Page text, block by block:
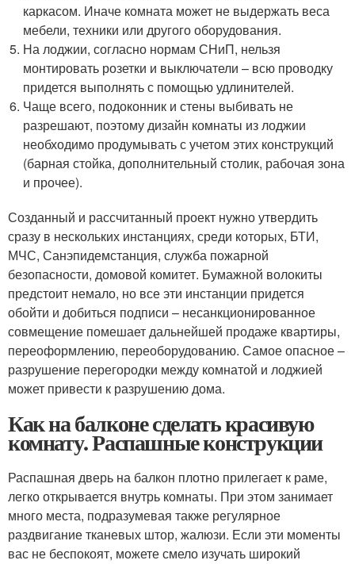
каркасом. Иначе комната может не выдержать веса
мебели, техники или другого оборудования.
На лоджии, согласно нормам СНиП, нельзя
монтировать розетки и выключатели – всю проводку
придется выполнять с помощью удлинителей.
Чаще всего, подоконник и стены выбивать не
разрешают, поэтому дизайн комнаты из лоджии
необходимо продумывать с учетом этих конструкций
(барная стойка, дополнительный столик, рабочая зона
и прочее).
Созданный и рассчитанный проект нужно утвердить
сразу в нескольких инстанциях, среди которых, БТИ,
МЧС, Санэпидемстанция, служба пожарной
безопасности, домовой комитет. Бумажной волокиты
предстоит немало, но все эти инстанции придется
обойти и добиться подписи – несанкционированное
совмещение помешает дальнейшей продаже квартиры,
переоформлению, переоборудованию. Самое опасное –
разрушение перегородки между комнатой и лоджией
может привести к разрушению дома.
Как на балконе сделать красивую
комнату. Распашные конструкции
Распашная дверь на балкон плотно прилегает к раме,
легко открывается внутрь комнаты. При этом занимает
много места, подразумевая также регулярное
раздвигание тканевых штор, жалюзи. Если эти моменты
вас не беспокоят, можете смело изучать широкий